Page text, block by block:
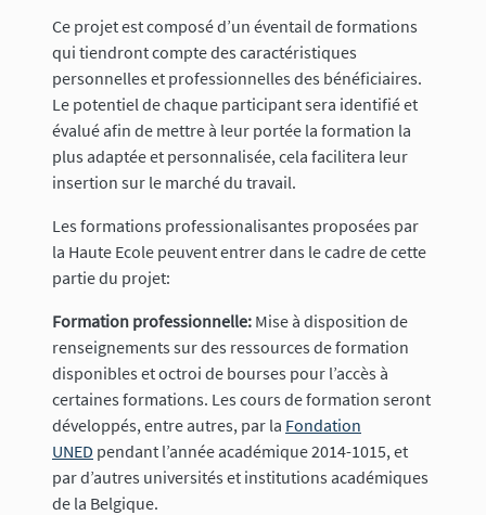
Ce projet est composé d’un éventail de formations
qui tiendront compte des caractéristiques
personnelles et professionnelles des bénéficiaires.
Le potentiel de chaque participant sera identifié et
évalué afin de mettre à leur portée la formation la
plus adaptée et personnalisée, cela facilitera leur
insertion sur le marché du travail.
Les formations professionalisantes proposées par
la Haute Ecole peuvent entrer dans le cadre de cette
partie du projet:
Formation professionnelle: Mise à disposition de
renseignements sur des ressources de formation
disponibles et octroi de bourses pour l’accès à
certaines formations. Les cours de formation seront
développés, entre autres, par la Fondation
UNED pendant l’année académique 2014-1015, et
par d’autres universités et institutions académiques
de la Belgique.